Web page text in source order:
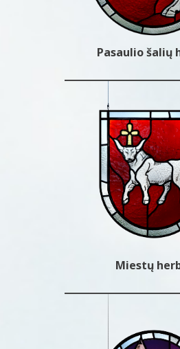
Pasaulio šalių
Miestų